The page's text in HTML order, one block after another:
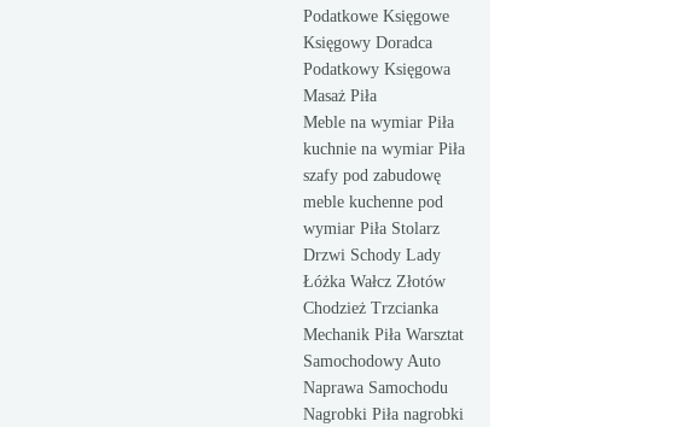
Podatkowe Księgowe
Księgowy Doradca
Podatkowy Księgowa
Masaż Piła
Meble na wymiar Piła
kuchnie na wymiar Piła
szafy pod zabudowę
meble kuchenne pod
wymiar Piła Stolarz
Drzwi Schody Lady
Łóżka Wałcz Złotów
Chodzież Trzcianka
Mechanik Piła Warsztat
Samochodowy Auto
Naprawa Samochodu
Nagrobki Piła nagrobki